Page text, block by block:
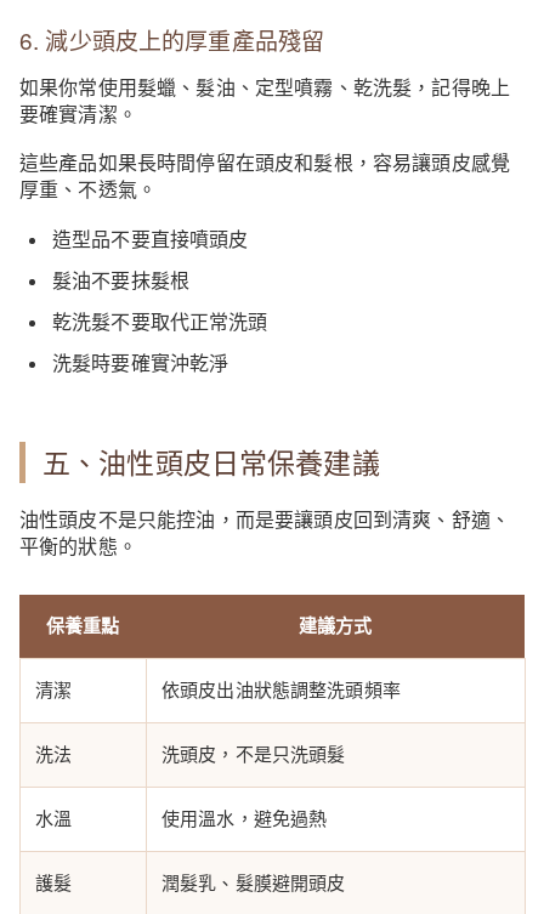
6. 減少頭皮上的厚重產品殘留
如果你常使用髮蠟、髮油、定型噴霧、乾洗髮，記得晚上
要確實清潔。
這些產品如果長時間停留在頭皮和髮根，容易讓頭皮感覺
厚重、不透氣。
造型品不要直接噴頭皮
髮油不要抹髮根
乾洗髮不要取代正常洗頭
洗髮時要確實沖乾淨
五、油性頭皮日常保養建議
油性頭皮不是只能控油，而是要讓頭皮回到清爽、舒適、
平衡的狀態。
保養重點 建議方式
清潔 依頭皮出油狀態調整洗頭頻率
洗法 洗頭皮，不是只洗頭髮
水溫 使用溫水，避免過熱
護髮 潤髮乳、髮膜避開頭皮